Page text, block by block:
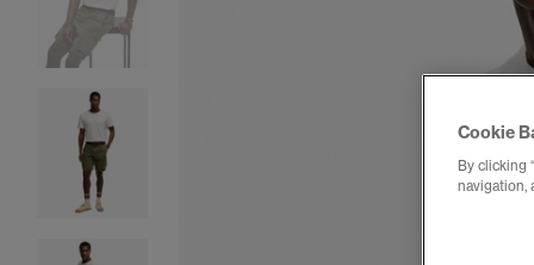
Cookie
By clicking
navigation,